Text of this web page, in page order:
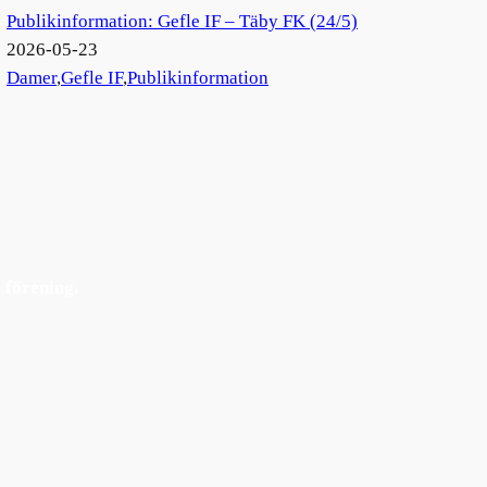
Publikinformation: Gefle IF – Täby FK (24/5)
2026-05-23
Damer,Gefle IF,Publikinformation